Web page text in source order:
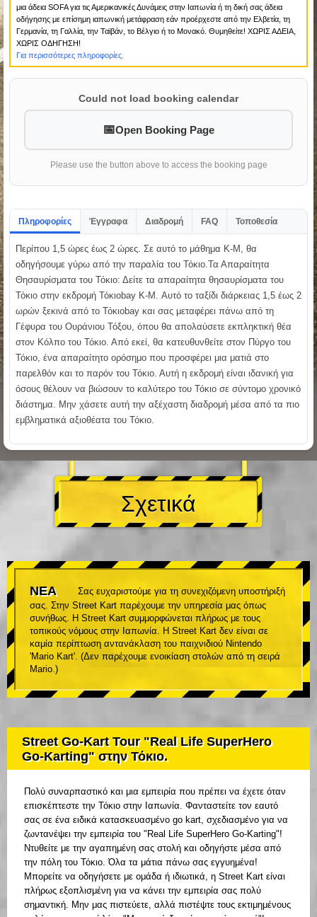
μια άδεια SOFA για τις Αμερικανικές Δυνάμεις στην Ιαπωνία ή τη δική σας άδεια
οδήγησης με επίσημη ιαπωνική μετάφραση εάν προέρχεστε από την Ελβετία, τη
Γερμανία, τη Γαλλία, την Ταϊβάν, το Βέλγιο ή το Μονακό. Θυμηθείτε! ΧΩΡΙΣ ΑΔΕΙΑ,
ΧΩΡΙΣ ΟΔΗΓΗΣΗ!
Για περισσότερες πληροφορίες.
Could not load booking calendar
Open Booking Page
Please use the button above to access the booking page
Πληροφορίες Έγγραφα Διαδρομή FAQ Τοποθεσία
Περίπου 1,5 ώρες έως 2 ώρες. Σε αυτό το μάθημα K-M, θα
οδηγήσουμε γύρω από την παραλία του Τόκιο.Τα Απαραίτητα
Θησαυρίσματα του Τόκιο: Δείτε τα απαραίτητα θησαυρίσματα του
Τόκιο στην εκδρομή Τόκιοbay K-M. Αυτό το ταξίδι διάρκειας 1,5 έως 2
ωρών ξεκινά από το Τόκιοbay και σας μεταφέρει πάνω από τη
Γέφυρα του Ουράνιου Τόξου, όπου θα απολαύσετε εκπληκτική θέα
στον Κόλπο του Τόκιο. Από εκεί, θα κατευθυνθείτε στον Πύργο του
Τόκιο, ένα απαραίτητο ορόσημο που προσφέρει μια ματιά στο
παρελθόν και το παρόν του Τόκιο. Αυτή η εκδρομή είναι ιδανική για
όσους θέλουν να βιώσουν το καλύτερο του Τόκιο σε σύντομο χρονικό
διάστημα. Μην χάσετε αυτή την αξέχαστη διαδρομή μέσα από τα πιο
εμβληματικά αξιοθέατα του Τόκιο.
Σχετικά
ΝΕΑ
Σας ευχαριστούμε για τη συνεχιζόμενη υποστήριξή
σας. Στην Street Kart παρέχουμε την υπηρεσία μας όπως
συνήθως. Η Street Kart συμμορφώνεται πλήρως με τους
τοπικούς νόμους στην Ιαπωνία. Η Street Kart δεν είναι σε
καμία περίπτωση αντανάκλαση του παιχνιδιού Nintendo
'Mario Kart'. (Δεν παρέχουμε ενοικίαση στολών από τη σειρά
Mario.)
Street Go-Kart Tour "Real Life SuperHero
Go-Karting" στην Τόκιο.
Πολύ συναρπαστικό και μια εμπειρία που πρέπει να έχετε όταν
επισκέπτεστε την Τόκιο στην Ιαπωνία. Φανταστείτε τον εαυτό
σας σε ένα ειδικά κατασκευασμένο go kart, σχεδιασμένο για να
ζωντανέψει την εμπειρία του "Real Life SuperHero Go-Karting"!
Ντυθείτε με την αγαπημένη σας στολή και οδηγήστε μέσα από
την πόλη του Τόκιο. Όλα τα μάτια πάνω σας εγγυημένα!
Μπορείτε να οδηγήσετε με ομάδα ή ιδιωτικά, η Street Kart είναι
πλήρως εξοπλισμένη για να κάνει την εμπειρία σας πολύ
σημαντική. Μην μας πιστεύετε, αλλά πιστέψτε τους εκτιμημένους